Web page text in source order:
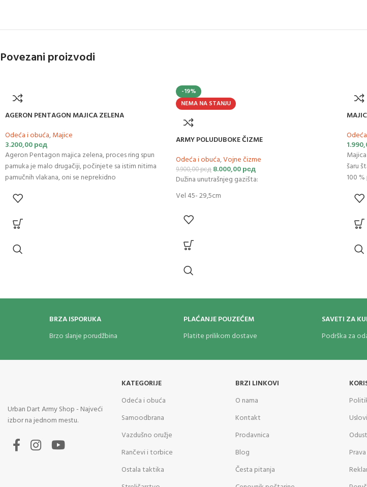
Povezani proizvodi
AGERON PENTAGON MAJICA ZELENA
Odeća i obuća,Majice
3.200,00рсд
Ageron Pentagon majica zelena, proces ring spun
pamuka je malo drugačiji, počinjete sa istim nitima
pamučnih vlakana, oni se neprekidno
-19%
NEMA NA STANJU
ARMY POLUDUBOKE ČIZME
Odeća i obuća,Vojne čizme
9.900,00рсд 8.000,00рсд
Dužina unutrašnjeg gazišta:
Vel 45- 29,5cm
Majica
šaru
100
BRZA ISPORUKA
Brzo slanje porudžbina
PLAĆANJE POUZEĆEM
Platite prilikom dostave
SAVETI ZA
Podrška za
Urban Dart Army Shop - Najveći
izbor na jednom mestu.
KATEGORIJE
Odeća i obuća
Samoodbrana
Vazdušno oružje
Rančevi i torbice
Ostala taktika
BRZI LINKOVI
O nama
Kontakt
Prodavnica
Blog
Česta pitanja